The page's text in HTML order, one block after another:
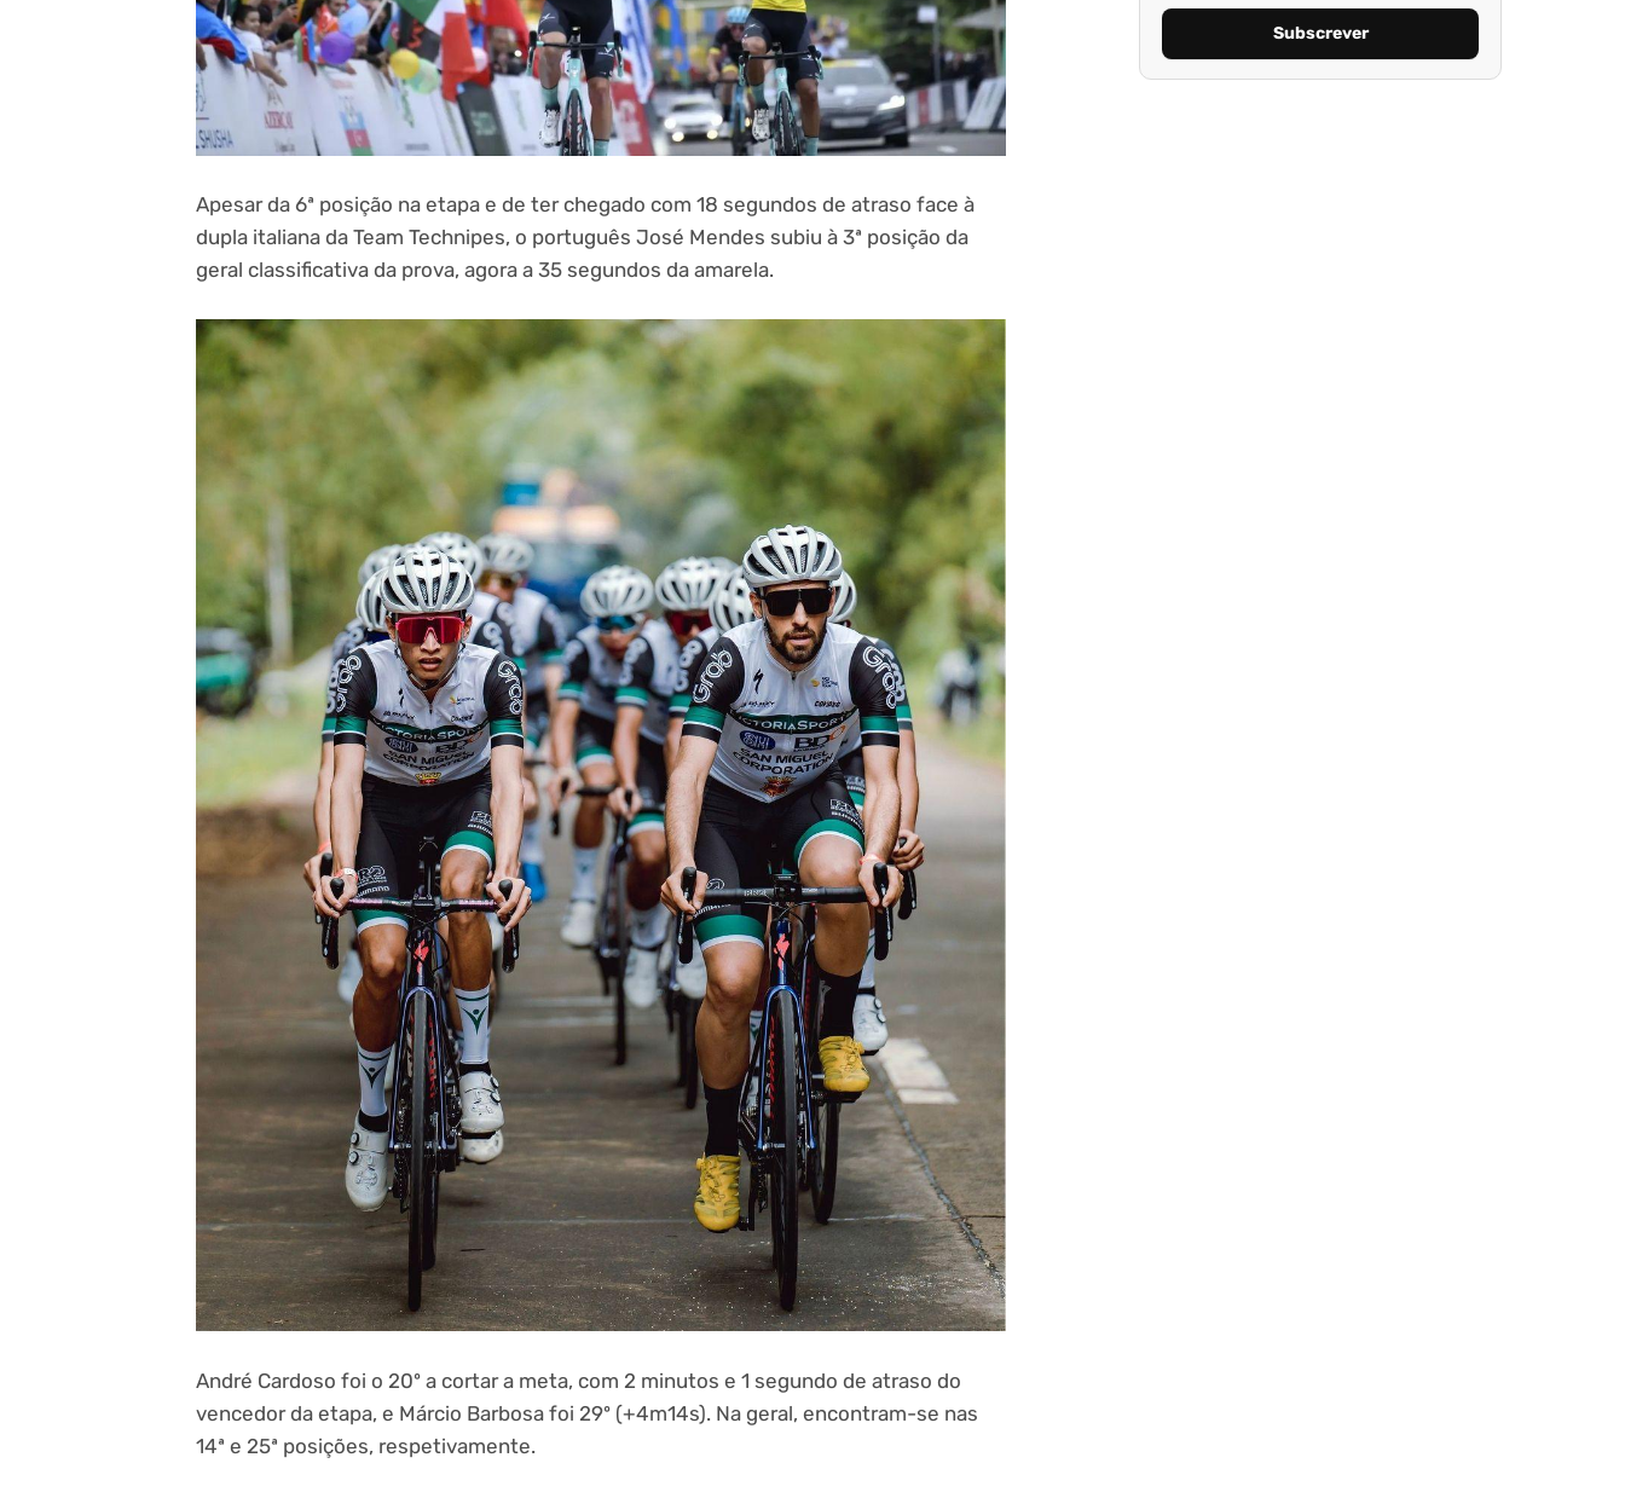
Apesar da 6ª posição na etapa e de ter chegado com 18 segundos de atraso face à
dupla italiana da Team Technipes, o português José Mendes subiu à 3ª posição da
geral classificativa da prova, agora a 35 segundos da amarela.
André Cardoso foi o 20º a cortar a meta, com 2 minutos e 1 segundo de atraso do
vencedor da etapa, e Márcio Barbosa foi 29º (+4m14s). Na geral, encontram-se nas
14ª e 25ª posições, respetivamente.